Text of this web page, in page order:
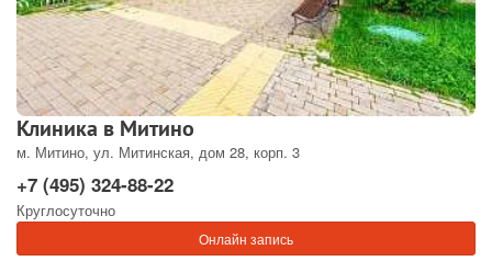
Клиника в Митино
м. Митино, ул. Митинская, дом 28, корп. 3
+7 (495) 324-88-22
Круглосуточно
Онлайн запись